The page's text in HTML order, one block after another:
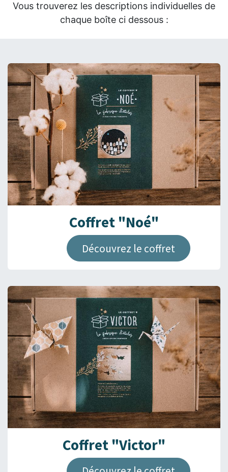
Vous trouverez les descriptions individuelles de
chaque boîte ci dessous :
Coffret "Noé"
Découvrez le coffret
Coffret "Victor"